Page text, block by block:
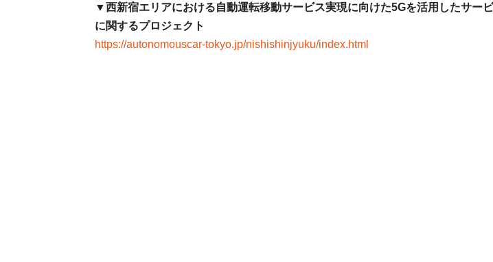
▼西新宿エリアにおける自動運転移動サービス実現に向けた5Gを活用したサー
に関するプロジェクト
https://autonomouscar-tokyo.jp/nishishinjyuku/index.html